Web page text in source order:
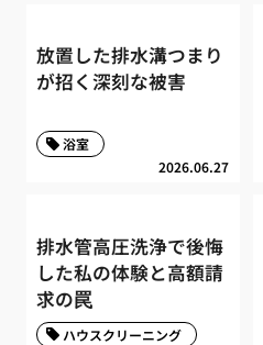
放置した排水溝つまり
が招く深刻な被害
2026.06.27
浴室
排水管高圧洗浄で後悔
した私の体験と高額請
求の罠
ハウスクリーニング